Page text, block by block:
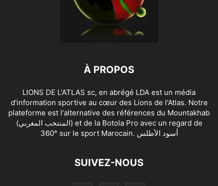
À PROPOS
LIONS DE L'ATLAS sc, en abrégé LDA est un média
d'information sportive au cœur des Lions de l'Atlas. Notre
plateforme est l'alternative des références du Mountakhab
(المنتخب المغربي) et de la Botola Pro avec un regard de
360° sur le sport Marocain. أسود الأطلس
SUIVEZ-NOUS